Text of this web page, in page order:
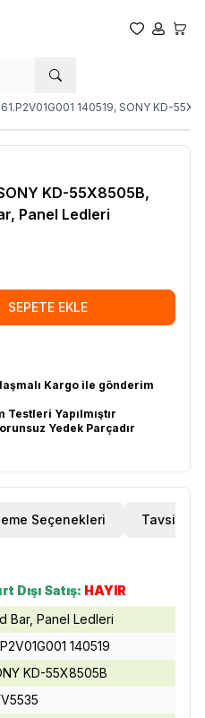
Favorilerim
Hesabım
61.P2V01G001 140519, SONY KD-
KD-55X8505B,
Panel Ledleri
SEPETE EKLE
Kargo ile gönderim
Yapılmıştır
Yedek Parçadır
Seçenekleri Tavsiye Et
Dışı Satış: HAYIR
Bar, Panel Ledleri
140519
KD-55X8505B